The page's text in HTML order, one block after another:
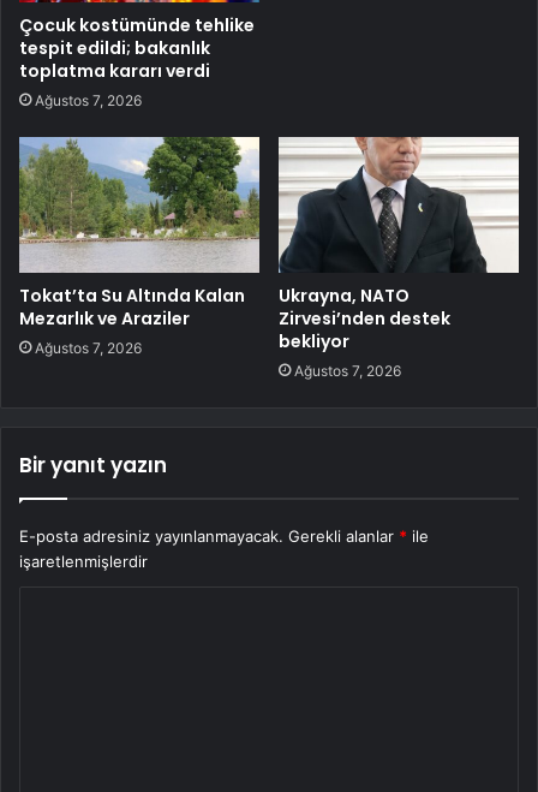
Çocuk kostümünde tehlike
tespit edildi; bakanlık
toplatma kararı verdi
Ağustos 7, 2026
Tokat’ta Su Altında Kalan
Mezarlık ve Araziler
Ağustos 7, 2026
Ukrayna, NATO
Zirvesi’nden destek
bekliyor
Ağustos 7, 2026
Bir yanıt yazın
E-posta adresiniz yayınlanmayacak. Gerekli alanlar * ile
işaretlenmişlerdir